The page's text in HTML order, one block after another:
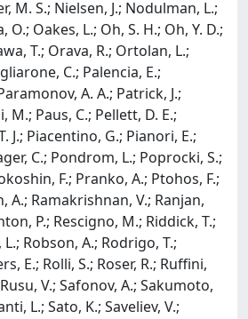
M. S.; Nielsen, J.; Nodulman, L.;
O.; Oakes, L.; Oh, S. H.; Oh, Y. D.;
T.; Orava, R.; Ortolan, L.;
C.; Palencia, E.;
A. A.; Patrick, J.;
M.; Paus, C.; Pellett, D. E.;
J.; Piacentino, G.; Pianori, E.;
C.; Pondrom, L.; Poprocki, S.;
F.; Pranko, A.; Ptohos, F.;
A.; Ramakrishnan, V.; Ranjan,
P.; Rescigno, M.; Riddick, T.;
Robson, A.; Rodrigo, T.;
E.; Rolli, S.; Roser, R.; Ruffini,
Rusu, V.; Safonov, A.; Sakumoto,
L.; Sato, K.; Saveliev, V.;